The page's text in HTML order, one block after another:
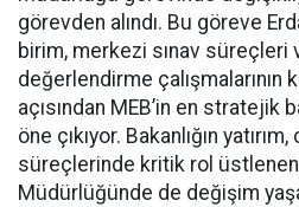
görevden alındı. Bu göreve
birim, merkezi sınav süreçleri
değerlendirme çalışmalarının
açısından MEB’in en stratejik
öne çıkıyor. Bakanlığın
süreçlerinde kritik rol üstlenen
Müdürlüğünde de değişim